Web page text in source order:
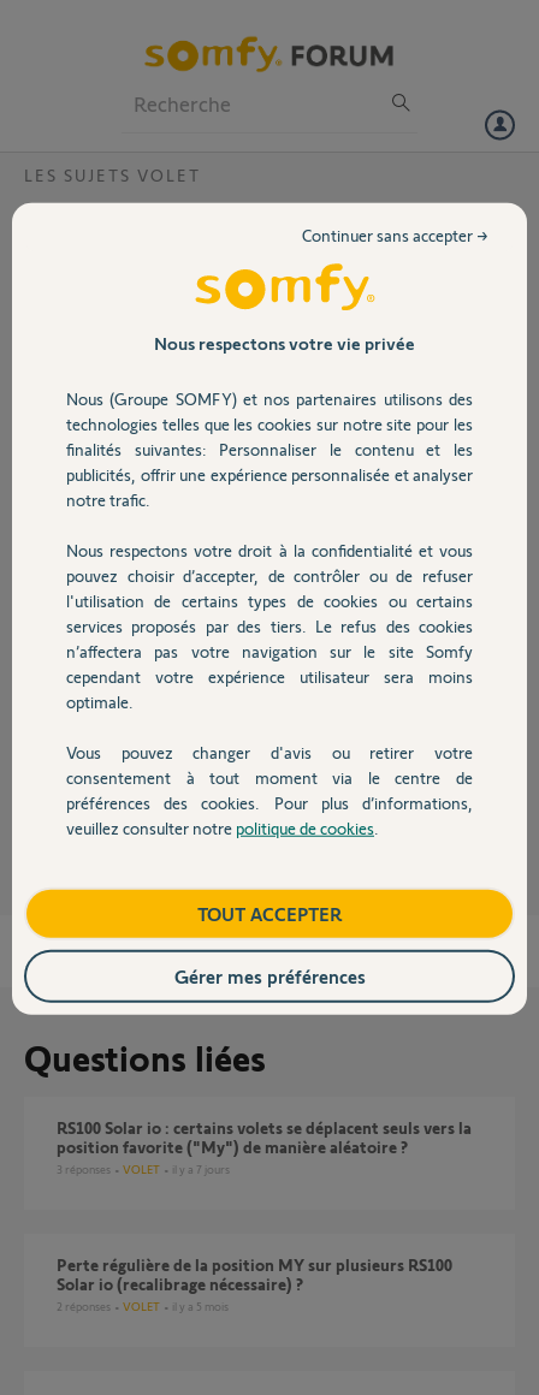
Volet
Sécurité
Domotique
Chauffage
Autres produits
Devis avec un pro
Contact
LES SUJETS VOLET
position favorite volet roulant
peut ton faire deux positions favorite sur un même volet roulant rts
car pour l'instant je les fait que sur une seul position ci une personne a
la solution je prend
Merci,
fabrice R.
il y a presque 5 ans
Participer au fil de discussion
Réponses
Bonjour,
Anonyme il y a presque 5 ans
Questions liées
RS100 Solar io : certains volets se déplacent seuls vers la
position favorite ("My") de manière aléatoire ?
3 réponses VOLET il y a 7 jours
Perte régulière de la position MY sur plusieurs RS100
Solar io (recalibrage nécessaire) ?
2 réponses VOLET il y a 5 mois
Nous respectons votre vie privée
Nous (Groupe SOMFY) et nos partenaires utilisons des
technologies telles que les cookies sur notre site pour les
finalités suivantes: Personnaliser le contenu et les
publicités, offrir une expérience personnalisée et analyser
notre trafic.
Nous respectons votre droit à la confidentialité et vous
pouvez choisir d’accepter, de contrôler ou de refuser
l'utilisation de certains types de cookies ou certains
services proposés par des tiers. Le refus des cookies
n’affectera pas votre navigation sur le site Somfy
cependant votre expérience utilisateur sera moins
optimale.
Vous pouvez changer d'avis ou retirer votre
consentement à tout moment via le centre de
préférences des cookies. Pour plus d’informations,
veuillez consulter notre politique de cookies
Continuer sans accepter →
TOUT ACCEPTER
Gérer mes préférences